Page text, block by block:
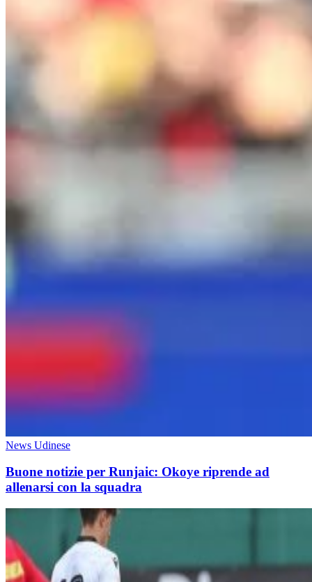
News Udinese
Buone notizie per Runjaic: Okoye riprende ad
allenarsi con la squadra